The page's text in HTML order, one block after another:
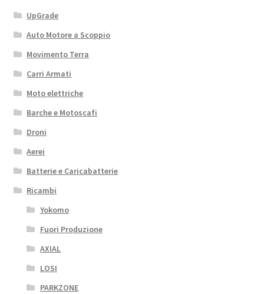
UpGrade
Auto Motore a Scoppio
Movimento Terra
Carri Armati
Moto elettriche
Barche e Motoscafi
Droni
Aerei
Batterie e Caricabatterie
Ricambi
Yokomo
Fuori Produzione
AXIAL
LOSI
PARKZONE